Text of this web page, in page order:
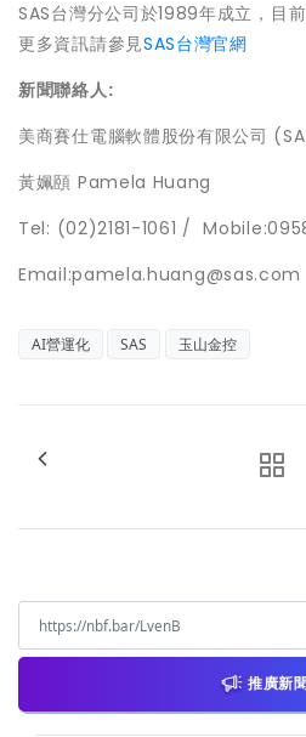
SAS台灣分公司於1989年成立，目
更多資訊請參見SAS台灣官網
新聞聯絡人:
美商賽仕電腦軟體股份有限公司
黃姵頤 Pamela Huang
Tel: (02)2181-1061 /
Email:pamela.huang@sas.com
AI營運化 SAS 玉山金控
推廣新